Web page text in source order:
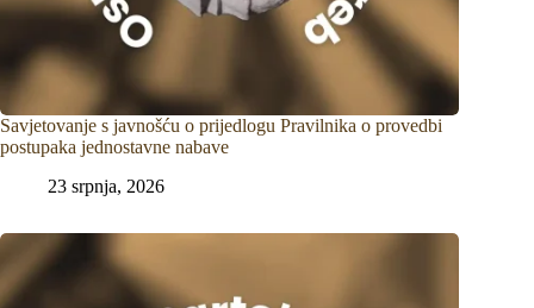
Savjetovanje s javnošću o prijedlogu Pravilnika o provedbi
postupaka jednostavne nabave
23 srpnja, 2026